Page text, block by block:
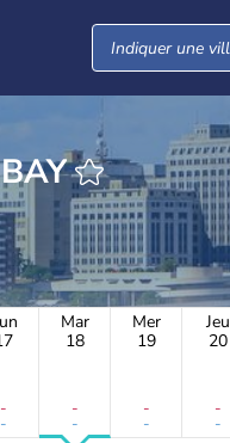
BAY
-
-
Mar
18
-
-
Mer
19
-
-
Jeu
20
-
-